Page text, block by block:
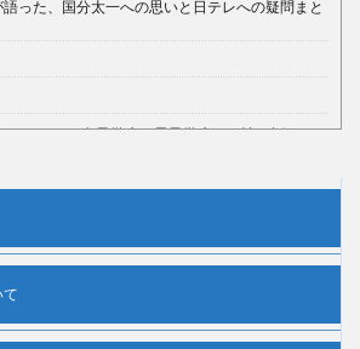
語った、国分太一への思いと日テレへの疑問まと
されていた女子学生が男子学生らの性の捌け口に
狙うも不発？ASEAN関連会合で賛同広がらず
報告書を信用しない」